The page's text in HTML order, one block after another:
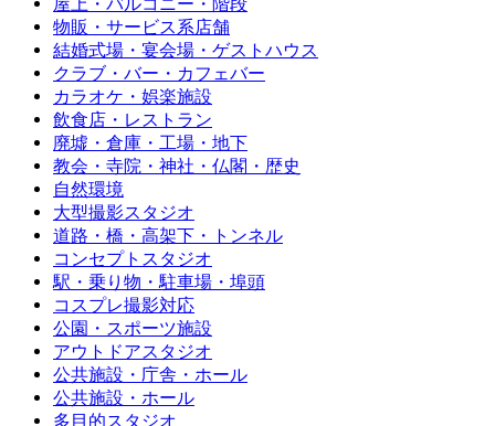
物販・サービス系店舗
結婚式場・宴会場・ゲストハウス
クラブ・バー・カフェバー
カラオケ・娯楽施設
飲食店・レストラン
廃墟・倉庫・工場・地下
教会・寺院・神社・仏閣・歴史
自然環境
大型撮影スタジオ
道路・橋・高架下・トンネル
コンセプトスタジオ
駅・乗り物・駐車場・埠頭
コスプレ撮影対応
公園・スポーツ施設
アウトドアスタジオ
公共施設・庁舎・ホール
公共施設・ホール
多目的スタジオ